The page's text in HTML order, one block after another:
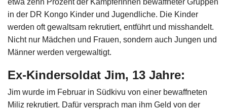
etwa zehn Prozent der KämpferInnen bewaffneter Gruppen
in der DR Kongo Kinder und Jugendliche. Die Kinder
werden oft gewaltsam rekrutiert, entführt und misshandelt.
Nicht nur Mädchen und Frauen, sondern auch Jungen und
Männer werden vergewaltigt.
Ex-Kindersoldat Jim, 13 Jahre:
Jim wurde im Februar in Südkivu von einer bewaffneten
Miliz rekrutiert. Dafür versprach man ihm Geld von der